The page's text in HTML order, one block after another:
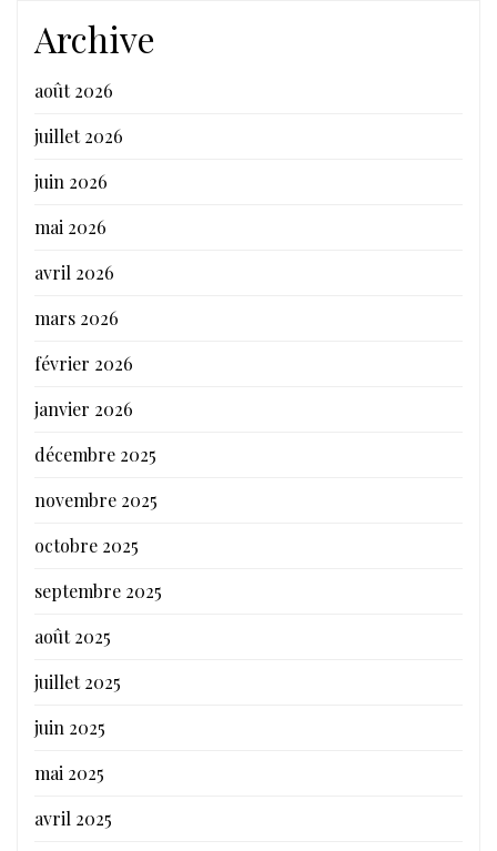
Archive
août 2026
juillet 2026
juin 2026
mai 2026
avril 2026
mars 2026
février 2026
janvier 2026
décembre 2025
novembre 2025
octobre 2025
septembre 2025
août 2025
juillet 2025
juin 2025
mai 2025
avril 2025